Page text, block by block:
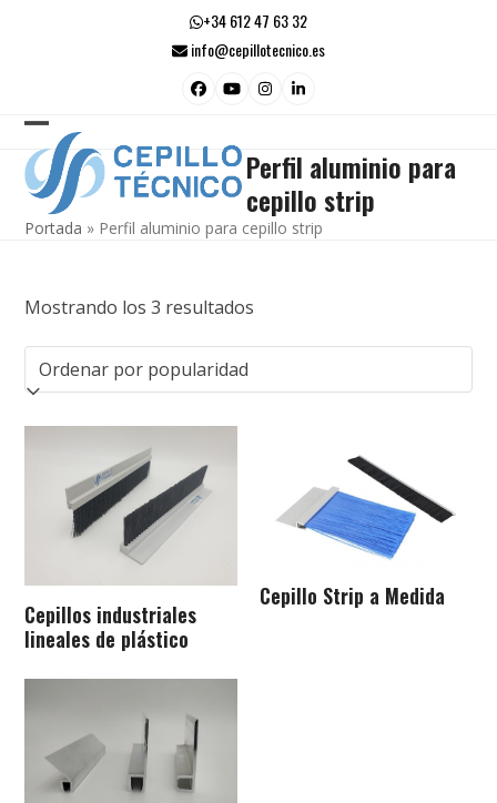
+34 612 47 63 32
info@cepillotecnico.es
Facebook
YouTubeInstagram
LinkedIn
Open
mobile
menu
Close
mobile
menu
Perfil aluminio para
cepillo strip
Portada » Perfil aluminio para cepillo strip
Mostrando los 3 resultados
por
popularidad
Cepillos industriales
lineales de plástico
Cepillo Strip a Medida